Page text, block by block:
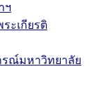
ฯ
ะเกียรติ
รณ์มหาวิทยาลัย